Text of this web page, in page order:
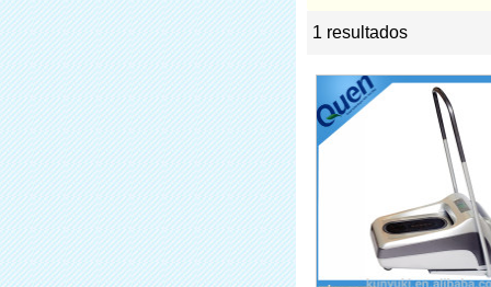
1 resultados